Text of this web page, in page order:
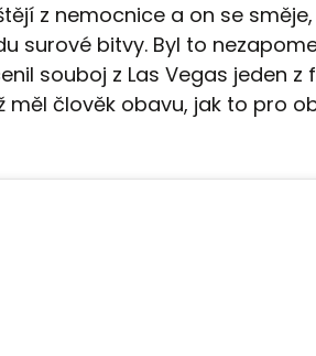
z nemocnice a on se
surové bitvy. Byl to
souboj z Las Vegas jeden z
měl člověk obavu, jak to pro